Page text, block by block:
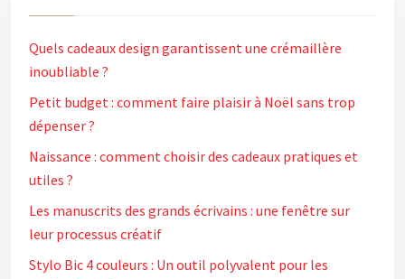
Quels cadeaux design garantissent une crémaillère
inoubliable ?
Petit budget : comment faire plaisir à Noël sans trop
dépenser ?
Naissance : comment choisir des cadeaux pratiques et
utiles ?
Les manuscrits des grands écrivains : une fenêtre sur
leur processus créatif
Stylo Bic 4 couleurs : Un outil polyvalent pour les